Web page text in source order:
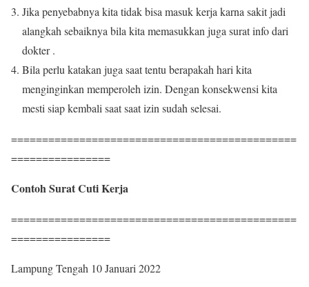
Jika penyebabnya kita tidak bisa masuk kerja karna sakit jadi
alangkah sebaiknya bila kita memasukkan juga surat info dari
dokter .
Bila perlu katakan juga saat tentu berapakah hari kita
menginginkan memperoleh izin. Dengan konsekwensi kita
mesti siap kembali saat saat izin sudah selesai.
==============================================
================
Contoh Surat Cuti Kerja
==============================================
================
Lampung Tengah 10 Januari 2022